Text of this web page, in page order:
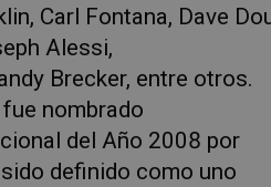
Carl Fontana, Dave
Alessi,
Brecker, entre otros.
nombrado
del Año 2008 por
definido como uno